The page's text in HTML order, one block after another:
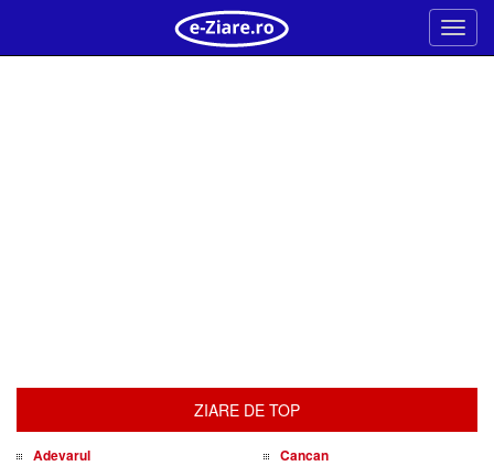
Meniu
ZIARE DE TOP
Adevarul
Cancan